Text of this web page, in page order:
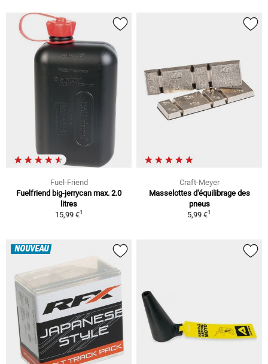
Fuel-Friend
Fuelfriend big-jerrycan max. 2.0
litres
15,99 €1
Craft-Meyer
Masselottes d'équilibrage des
pneus
5,99 €1
NOUVEAU